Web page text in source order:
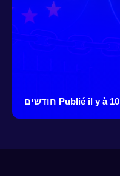
Publié il y à 10 חודשים